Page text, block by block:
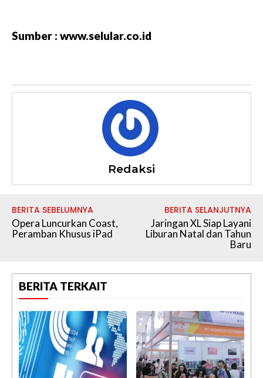
Sumber : www.selular.co.id
Redaksi
BERITA SEBELUMNYA
Opera Luncurkan Coast,
Peramban Khusus iPad
BERITA SELANJUTNYA
Jaringan XL Siap Layani
Liburan Natal dan Tahun
Baru
BERITA TERKAIT